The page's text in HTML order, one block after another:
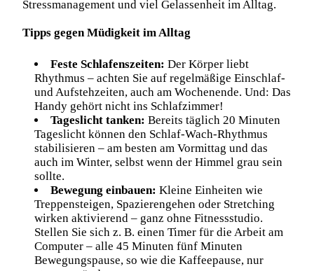
Stressmanagement und viel Gelassenheit im Alltag.
Tipps gegen Müdigkeit im Alltag
Feste Schlafenszeiten: Der Körper liebt
Rhythmus – achten Sie auf regelmäßige Einschlaf-
und Aufstehzeiten, auch am Wochenende. Und: Das
Handy gehört nicht ins Schlafzimmer!
Tageslicht tanken: Bereits täglich 20 Minuten
Tageslicht können den Schlaf-Wach-Rhythmus
stabilisieren – am besten am Vormittag und das
auch im Winter, selbst wenn der Himmel grau sein
sollte.
Bewegung einbauen: Kleine Einheiten wie
Treppensteigen, Spazierengehen oder Stretching
wirken aktivierend – ganz ohne Fitnessstudio.
Stellen Sie sich z. B. einen Timer für die Arbeit am
Computer – alle 45 Minuten fünf Minuten
Bewegungspause, so wie die Kaffeepause, nur